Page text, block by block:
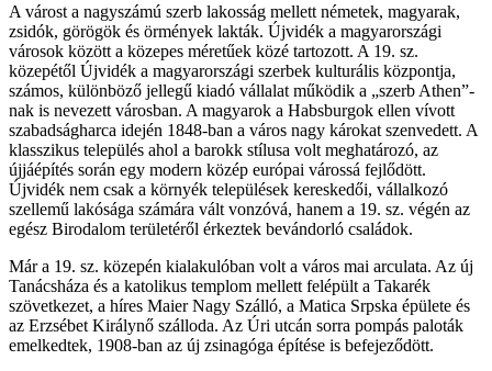
A várost a nagyszámú szerb lakosság mellett németek, magyarak,
zsidók, görögök és örmények lakták. Újvidék a magyarországi
városok között a közepes méretűek közé tartozott. A 19. sz.
közepétől Újvidék a magyarországi szerbek kulturális központja,
számos, különböző jellegű kiadó vállalat működik a „szerb Athen”-
nak is nevezett városban. A magyarok a Habsburgok ellen vívott
szabadságharca idején 1848-ban a város nagy károkat szenvedett. A
klasszikus település ahol a barokk stílusa volt meghatározó, az
újjáépítés során egy modern közép európai várossá fejlődött.
Újvidék nem csak a környék települések kereskedői, vállalkozó
szellemű lakósága számára vált vonzóvá, hanem a 19. sz. végén az
egész Birodalom területéről érkeztek bevándorló családok.
Már a 19. sz. közepén kialakulóban volt a város mai arculata. Az új
Tanácsháza és a katolikus templom mellett felépült a Takarék
szövetkezet, a híres Maier Nagy Szálló, a Matica Srpska épülete és
az Erzsébet Királynő szálloda. Az Úri utcán sorra pompás paloták
emelkedtek, 1908-ban az új zsinagóga építése is befejeződött.